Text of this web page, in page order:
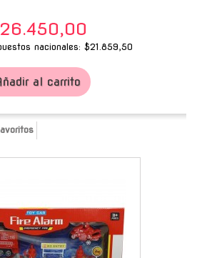
nacionales: $21.859,50
al carrito